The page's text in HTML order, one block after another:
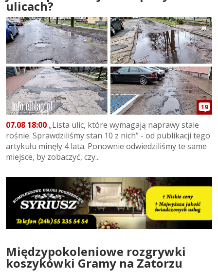
ulicach?
19
07.08 18:00 „Lista ulic, które wymagają naprawy stale
rośnie. Sprawdziliśmy stan 10 z nich” - od publikacji tego
artykułu minęły 4 lata. Ponownie odwiedziliśmy te same
miejsce, by zobaczyć, czy...
Międzypokoleniowe rozgrywki
koszykówki Gramy na Zatorzu